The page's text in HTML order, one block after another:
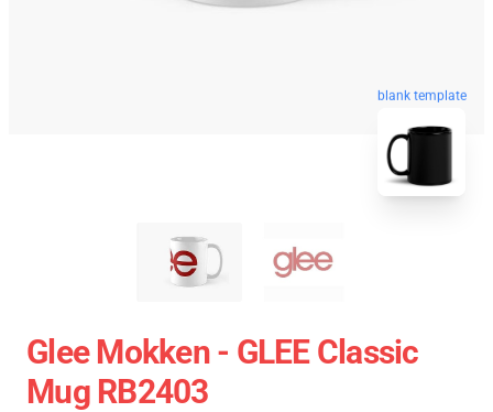
blank template
Glee Mokken - GLEE Classic
Mug RB2403